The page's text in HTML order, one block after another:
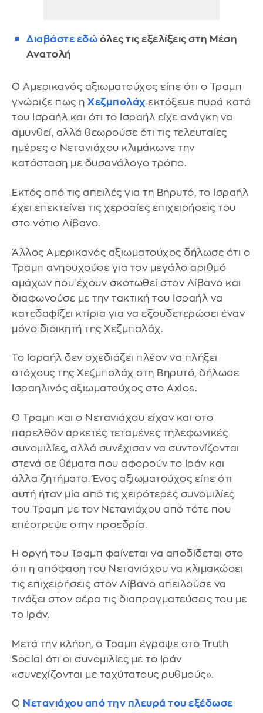
Διαβάστε εδώ όλες τις εξελίξεις στη Μέση
Ανατολή
Ο Αμερικανός αξιωματούχος είπε ότι ο Τραμπ
γνώριζε πως η Χεζμπολάχ εκτόξευε πυρά κατά
του Ισραήλ και ότι το Ισραήλ είχε ανάγκη να
αμυνθεί, αλλά θεωρούσε ότι τις τελευταίες
ημέρες ο Νετανιάχου κλιμάκωνε την
κατάσταση με δυσανάλογο τρόπο.
Εκτός από τις απειλές για τη Βηρυτό, το Ισραήλ
έχει επεκτείνει τις χερσαίες επιχειρήσεις του
στο νότιο Λίβανο.
Άλλος Αμερικανός αξιωματούχος δήλωσε ότι ο
Τραμπ ανησυχούσε για τον μεγάλο αριθμό
αμάχων που έχουν σκοτωθεί στον Λίβανο και
διαφωνούσε με την τακτική του Ισραήλ να
κατεδαφίζει κτίρια για να εξουδετερώσει έναν
μόνο διοικητή της Χεζμπολάχ.
Το Ισραήλ δεν σχεδιάζει πλέον να πλήξει
στόχους της Χεζμπολάχ στη Βηρυτό, δήλωσε
Ισραηλινός αξιωματούχος στο Axios.
Ο Τραμπ και ο Νετανιάχου είχαν και στο
παρελθόν αρκετές τεταμένες τηλεφωνικές
συνομιλίες, αλλά συνέχισαν να συντονίζονται
στενά σε θέματα που αφορούν το Ιράν και
άλλα ζητήματα. Ένας αξιωματούχος είπε ότι
αυτή ήταν μία από τις χειρότερες συνομιλίες
του Τραμπ με τον Νετανιάχου από τότε που
επέστρεψε στην προεδρία.
Η οργή του Τραμπ φαίνεται να αποδίδεται στο
ότι η απόφαση του Νετανιάχου να κλιμακώσει
τις επιχειρήσεις στον Λίβανο απειλούσε να
τινάξει στον αέρα τις διαπραγματεύσεις του με
το Ιράν.
Μετά την κλήση, ο Τραμπ έγραψε στο Truth
Social ότι οι συνομιλίες με το Ιράν
«συνεχίζονται με ταχύτατους ρυθμούς».
Ο Νετανιάχου από την πλευρά του εξέδωσε